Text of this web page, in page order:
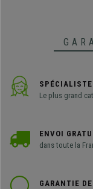
Le plus grand
ENVOI
dans toute la
GARANTIE